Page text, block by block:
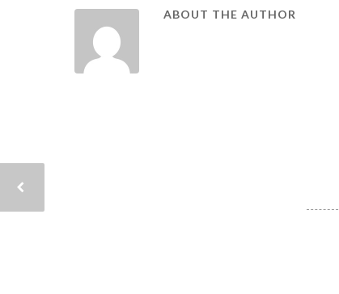
ABOUT THE AUTHOR